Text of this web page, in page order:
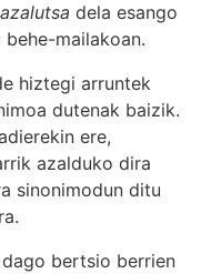
azalutsa dela esango
behe-mailakoan.
hiztegi arruntek
dutenak baizik.
ere,
azalduko dira
sinonimodun ditu
bertsio berrien